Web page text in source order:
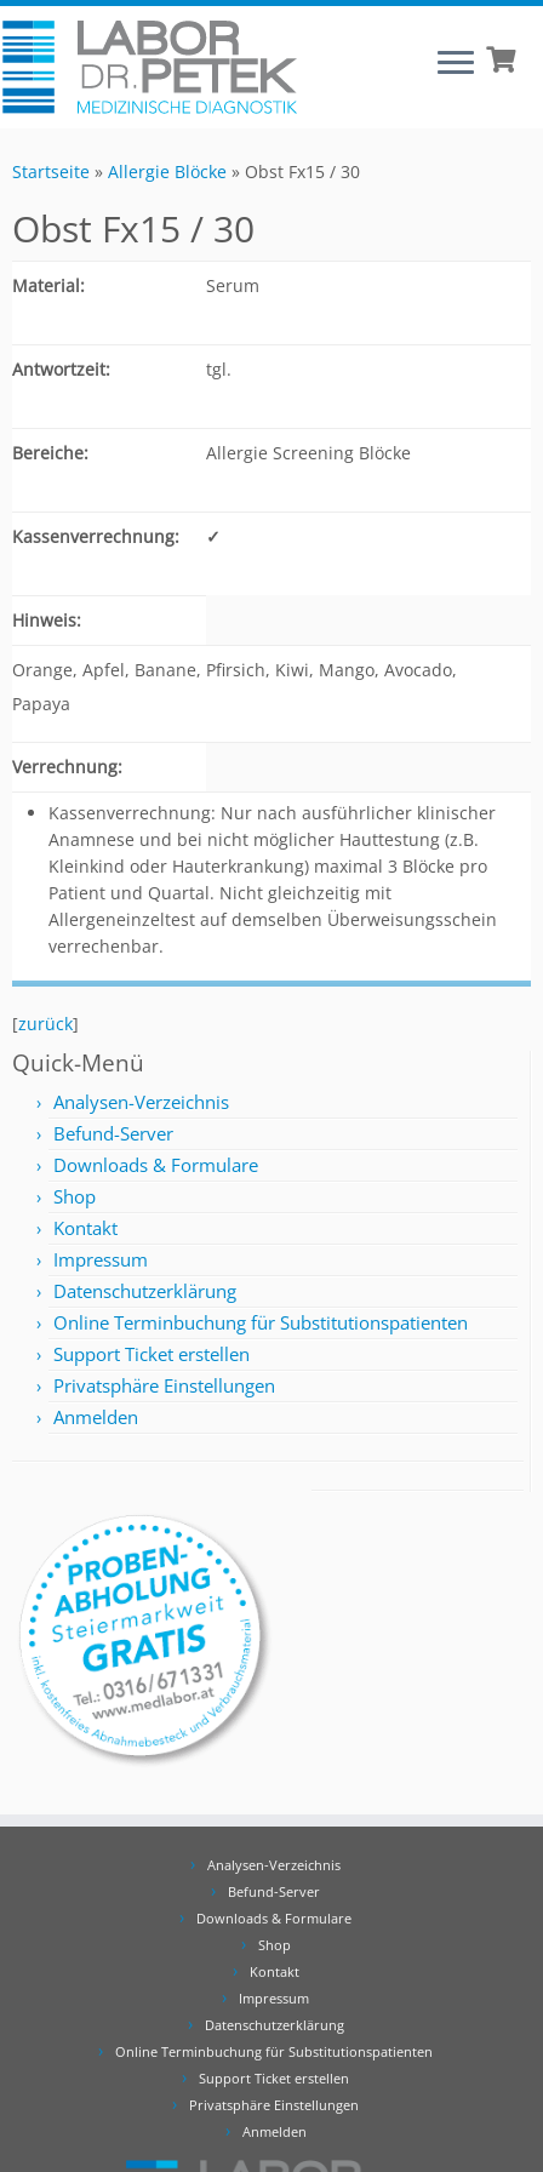
Startseite » Allergie Blöcke » Obst Fx15 / 30
Obst Fx15 / 30
Material: Serum
Antwortzeit: tgl.
Bereiche: Allergie Screening Blöcke
Kassenverrechnung: ✓
Hinweis:
Orange, Apfel, Banane, Pfirsich, Kiwi, Mango, Avocado,
Papaya
Verrechnung:
Kassenverrechnung: Nur nach ausführlicher klinischer
Anamnese und bei nicht möglicher Hauttestung (z.B.
Kleinkind oder Hauterkrankung) maximal 3 Blöcke pro
Patient und Quartal. Nicht gleichzeitig mit
Allergeneinzeltest auf demselben Überweisungsschein
verrechenbar.
[zurück]
Quick-Menü
Analysen-Verzeichnis
Befund-Server
Downloads & Formulare
Shop
Kontakt
Impressum
Datenschutzerklärung
Online Terminbuchung für Substitutionspatienten
Support Ticket erstellen
Privatsphäre Einstellungen
Anmelden
Analysen-Verzeichnis
Befund-Server
Downloads & Formulare
Shop
Kontakt
Impressum
Datenschutzerklärung
Online Terminbuchung für Substitutionspatienten
Support Ticket erstellen
Privatsphäre Einstellungen
Anmelden